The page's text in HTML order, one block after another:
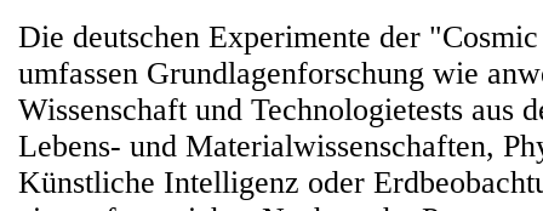
Die deutschen Experimente der
umfassen Grundlagenforschung wie
Wissenschaft und Technologietests aus
Lebens- und Materialwissenschaften,
Künstliche Intelligenz oder